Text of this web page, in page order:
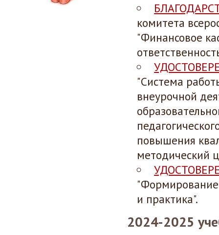
комитета
"Финансовое
"Система
внеурочной
повышения
методический
"Формирование
и практика".
2024-2025